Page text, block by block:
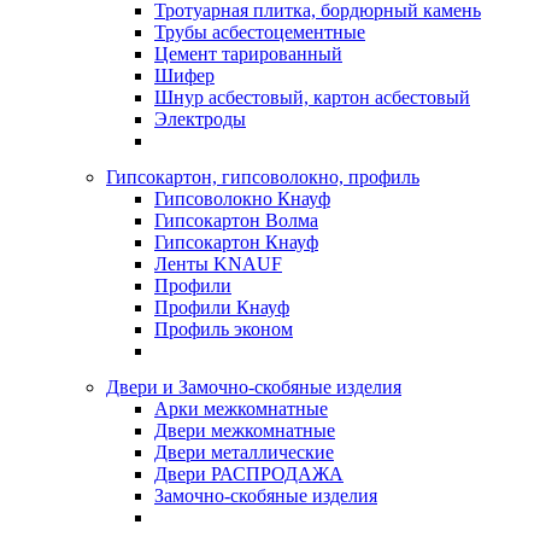
Тротуарная плитка, бордюрный камень
Трубы асбестоцементные
Цемент тарированный
Шифер
Шнур асбестовый, картон асбестовый
Электроды
Гипсокартон, гипсоволокно, профиль
Гипсоволокно Кнауф
Гипсокартон Волма
Гипсокартон Кнауф
Ленты KNAUF
Профили
Профили Кнауф
Профиль эконом
Двери и Замочно-скобяные изделия
Арки межкомнатные
Двери межкомнатные
Двери металлические
Двери РАСПРОДАЖА
Замочно-скобяные изделия